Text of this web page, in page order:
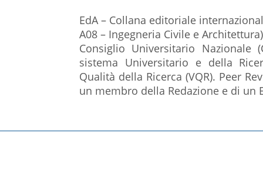
EdA – Collana editoriale
A08 – Ingegneria Civile e
Consiglio Universitario Nazionale
sistema Universitario e della
Qualità della Ricerca (VQR). Peer
un membro della Redazione e di un